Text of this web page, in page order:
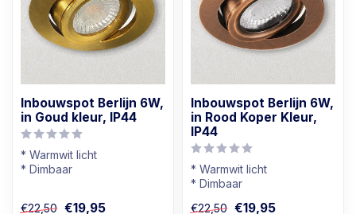
Inbouwspot Berlijn 6W,
in Goud kleur, IP44
* Warmwit licht
* Dimbaar
€22,50 €19,95
Inbouwspot Berlijn 6W,
in Rood Koper Kleur,
IP44
* Warmwit licht
* Dimbaar
€22,50 €19,95